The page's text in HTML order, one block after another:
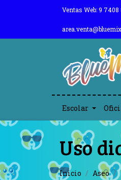
Ventas Web: 9
Escolar
Uso
Inicio Aseo